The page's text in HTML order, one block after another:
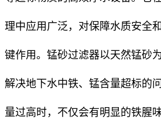
理中应用广泛，对保障水质安全
键作用。锰砂过滤器以天然锰砂
解决地下水中铁、锰含量超标的
量过高时，不仅会有明显的铁腥